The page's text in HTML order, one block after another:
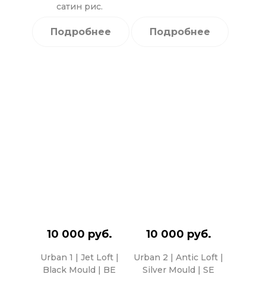
сатин рис.
Подробнее Подробнее
10 000 руб.
Urban 1 | Jet Loft |
Black Mould | BE
10 000 руб.
Urban 2 | Antic Loft |
Silver Mould | SE